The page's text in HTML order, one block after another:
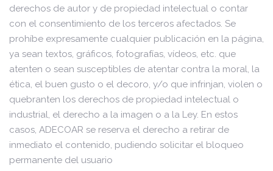
derechos de autor y de propiedad intelectual o contar
con el consentimiento de los terceros afectados. Se
prohíbe expresamente cualquier publicación en la página,
ya sean textos, gráficos, fotografías, vídeos, etc. que
atenten o sean susceptibles de atentar contra la moral, la
ética, el buen gusto o el decoro, y/o que infrinjan, violen o
quebranten los derechos de propiedad intelectual o
industrial, el derecho a la imagen o a la Ley. En estos
casos, ADECOAR se reserva el derecho a retirar de
inmediato el contenido, pudiendo solicitar el bloqueo
permanente del usuario